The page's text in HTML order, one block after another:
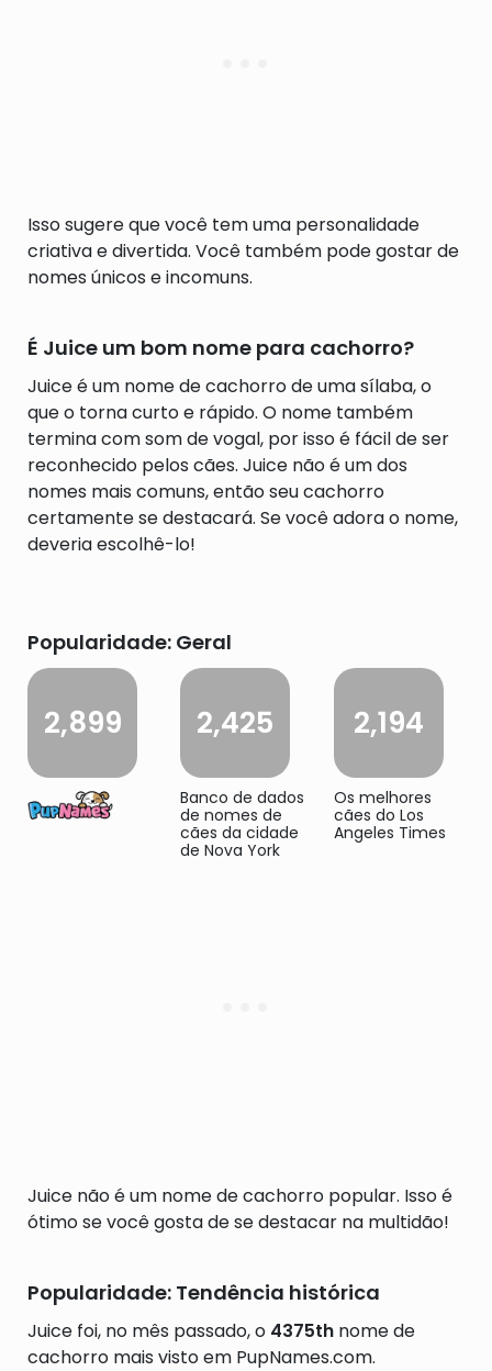
Isso sugere que você tem uma personalidade
criativa e divertida. Você também pode gostar de
nomes únicos e incomuns.
É Juice um bom nome para cachorro?
Juice é um nome de cachorro de uma sílaba, o
que o torna curto e rápido. O nome também
termina com som de vogal, por isso é fácil de ser
reconhecido pelos cães. Juice não é um dos
nomes mais comuns, então seu cachorro
certamente se destacará. Se você adora o nome,
deveria escolhê-lo!
Popularidade: Geral
2,899 2,425
Banco de dados
de nomes de
cães da cidade
de Nova York
2,194
Os melhores
cães do Los
Angeles Times
Juice não é um nome de cachorro popular. Isso é
ótimo se você gosta de se destacar na multidão!
Popularidade: Tendência histórica
Juice foi, no mês passado, o 4375th nome de
cachorro mais visto em PupNames.com.